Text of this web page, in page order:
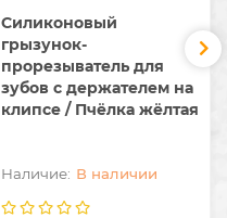
Силиконовый
грызунок-
прорезыватель для
зубов с держателем на
клипсе / Пчёлка жёлтая
В наличии